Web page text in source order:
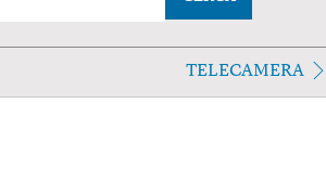
TELECAMERA